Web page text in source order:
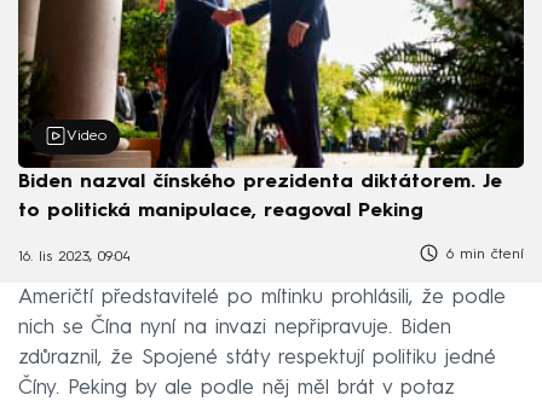
Video
Biden nazval čínského prezidenta diktátorem. Je
to politická manipulace, reagoval Peking
16. lis 2023, 09:04 6 min čtení
Američtí představitelé po mítinku prohlásili, že podle
nich se Čína nyní na invazi nepřipravuje. Biden
zdůraznil, že Spojené státy respektují politiku jedné
Číny. Peking by ale podle něj měl brát v potaz